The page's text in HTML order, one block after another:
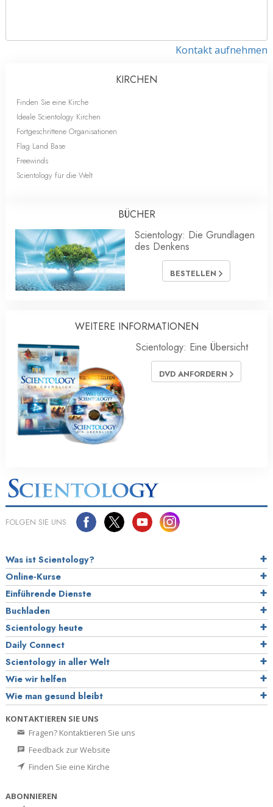
Kontakt aufnehmen
KIRCHEN
Finden Sie eine Kirche
Ideale Scientology Kirchen
Fortgeschrittene Organisationen
Flag Land Base
Freewinds
Scientology für die Welt
BÜCHER
Scientology: Die Grundlagen
des Denkens
BESTELLEN
WEITERE INFORMATIONEN
Scientology: Eine Übersicht
DVD ANFORDERN
FOLGEN SIE UNS
Was ist Scientology?
Online-Kurse
Einführende Dienste
Buchladen
Scientology heute
Daily Connect
Scientology in aller Welt
Wie wir helfen
Wie man gesund bleibt
KONTAKTIEREN SIE UNS
Fragen? Kontaktieren Sie uns
Feedback zur Website
Finden Sie eine Kirche
ABONNIEREN